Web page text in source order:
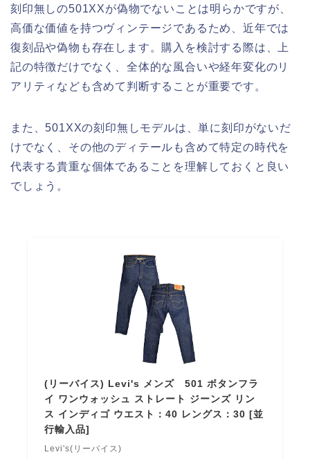
刻印無しの501XXが偽物でないことは明らかですが、
高価な価値を持つヴィンテージであるため、近年では
復刻品や偽物も存在します。購入を検討する際は、上
記の特徴だけでなく、全体的な風合いや経年変化のリ
アリティなども含めて判断することが重要です。
また、501XXの刻印無しモデルは、単に刻印がないだ
けでなく、その他のディテールも含めて特定の時代を
代表する貴重な個体であることを理解しておくと良い
でしょう。
(リーバイス) Levi's メンズ 501 ボタンフラ
イ ワンウォッシュ ストレート ジーンズ リン
ス インディゴ ウエスト：40 レングス：30 [並
行輸入品]
Levi's(リーバイス)